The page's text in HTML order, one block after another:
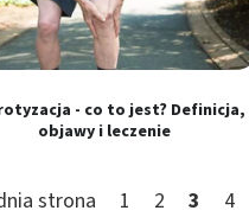
- co to jest? Definicja,
objawy i leczenie
strona 1 2 3 4